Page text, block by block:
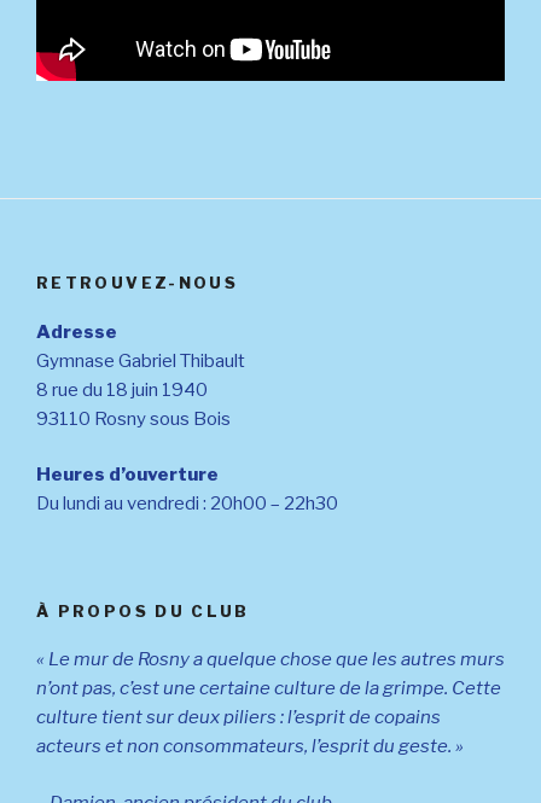
RETROUVEZ-NOUS
Adresse
Gymnase Gabriel Thibault
8 rue du 18 juin 1940
93110 Rosny sous Bois
Heures d’ouverture
Du lundi au vendredi : 20h00 – 22h30
À PROPOS DU CLUB
« Le mur de Rosny a quelque chose que les autres murs
n’ont pas, c’est une certaine culture de la grimpe. Cette
culture tient sur deux piliers : l’esprit de copains
acteurs et non consommateurs, l’esprit du geste. »